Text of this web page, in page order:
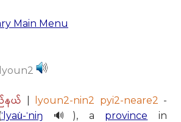
Main Menu
lyoun2
နယ် lyoun2-nin2 pyi2-neare2 -
ˈlyau̇-ˈniŋ 🔊), a province in